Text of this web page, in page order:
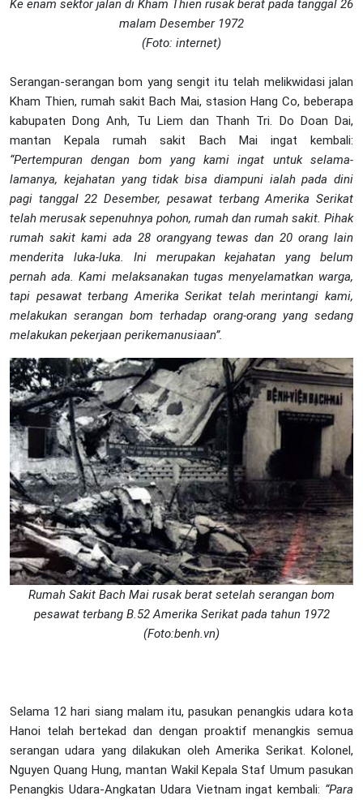
Ke enam sektor jalan di Kham Thien rusak berat pada tanggal 26
malam Desember 1972
(Foto: internet)
Serangan-serangan bom yang sengit itu telah melikwidasi jalan
Kham Thien, rumah sakit Bach Mai, stasion Hang Co, beberapa
kabupaten Dong Anh, Tu Liem dan Thanh Tri. Do Doan Dai,
mantan Kepala rumah sakit Bach Mai ingat kembali:
“Pertempuran dengan bom yang kami ingat untuk selama-
lamanya, kejahatan yang tidak bisa diampuni ialah pada dini
pagi tanggal 22 Desember, pesawat terbang Amerika Serikat
telah merusak sepenuhnya pohon, rumah dan rumah sakit. Pihak
rumah sakit kami ada 28 orangyang tewas dan 20 orang lain
menderita luka-luka. Ini merupakan kejahatan yang belum
pernah ada. Kami melaksanakan tugas menyelamatkan warga,
tapi pesawat terbang Amerika Serikat telah merintangi kami,
melakukan serangan bom terhadap orang-orang yang sedang
melakukan pekerjaan perikemanusiaan”.
Rumah Sakit Bach Mai rusak berat setelah serangan bom
pesawat terbang B.52 Amerika Serikat pada tahun 1972
(Foto:benh.vn)
Selama 12 hari siang malam itu, pasukan penangkis udara kota
Hanoi telah bertekad dan dengan proaktif menangkis semua
serangan udara yang dilakukan oleh Amerika Serikat. Kolonel,
Nguyen Quang Hung, mantan Wakil Kepala Staf Umum pasukan
Penangkis Udara-Angkatan Udara Vietnam ingat kembali: “Para